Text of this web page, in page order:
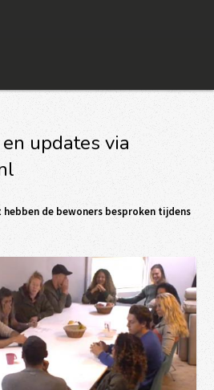
updates via
hebben de bewoners besproken tijdens